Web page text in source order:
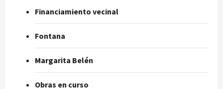
Financiamiento vecinal
Fontana
Margarita Belén
Obras en curso